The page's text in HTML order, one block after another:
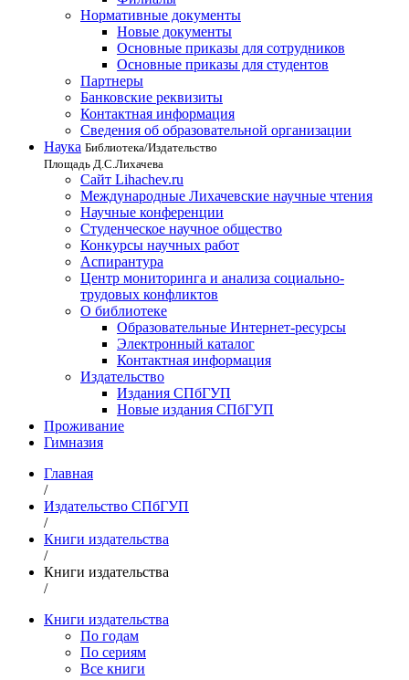
Нормативные документы
Новые документы
Основные приказы для сотрудников
Основные приказы для студентов
Партнеры
Банковские реквизиты
Контактная информация
Сведения об образовательной организации
Наука Библиотека/Издательство
Площадь Д.С.Лихачева
Сайт Lihachev.ru
Международные Лихачевские научные чтения
Научные конференции
Студенческое научное общество
Конкурсы научных работ
Аспирантура
Центр мониторинга и анализа социально-
трудовых конфликтов
О библиотеке
Образовательные Интернет-ресурсы
Электронный каталог
Контактная информация
Издательство
Издания СПбГУП
Новые издания СПбГУП
Проживание
Гимназия
Главная
/
Издательство СПбГУП
/
Книги издательства
/
Книги издательства
/
Книги издательства
По годам
По сериям
Все книги